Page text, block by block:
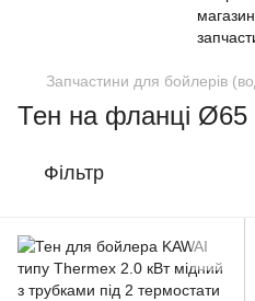
Запчастини для бойлерів
Тен на фланці Ø65
Фільтр